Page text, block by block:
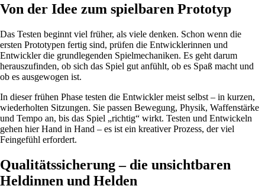
Von der Idee zum spielbaren Prototyp
Das Testen beginnt viel früher, als viele denken. Schon wenn die
ersten Prototypen fertig sind, prüfen die Entwicklerinnen und
Entwickler die grundlegenden Spielmechaniken. Es geht darum
herauszufinden, ob sich das Spiel gut anfühlt, ob es Spaß macht und
ob es ausgewogen ist.
In dieser frühen Phase testen die Entwickler meist selbst – in kurzen,
wiederholten Sitzungen. Sie passen Bewegung, Physik, Waffenstärke
und Tempo an, bis das Spiel „richtig“ wirkt. Testen und Entwickeln
gehen hier Hand in Hand – es ist ein kreativer Prozess, der viel
Feingefühl erfordert.
Qualitätssicherung – die unsichtbaren
Heldinnen und Helden